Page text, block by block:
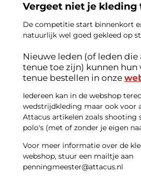
Vergeet niet je kleding
De competitie start binnenkort
natuurlijk wel goed gekleed op
Nieuwe leden (of leden die
tenue toe zijn) kunnen hun
tenue bestellen in onze
Iedereen kan in de webshop
wedstrijdkleding maar ook voor
Attacus artikelen zoals shooting
polo's (met of zonder je eigen
Voor meer informatie over de
webshop, stuur een mailtje aan
penningmeester@attacus.nl